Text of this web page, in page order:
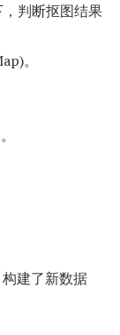
判断抠图结果
。
建了新数据